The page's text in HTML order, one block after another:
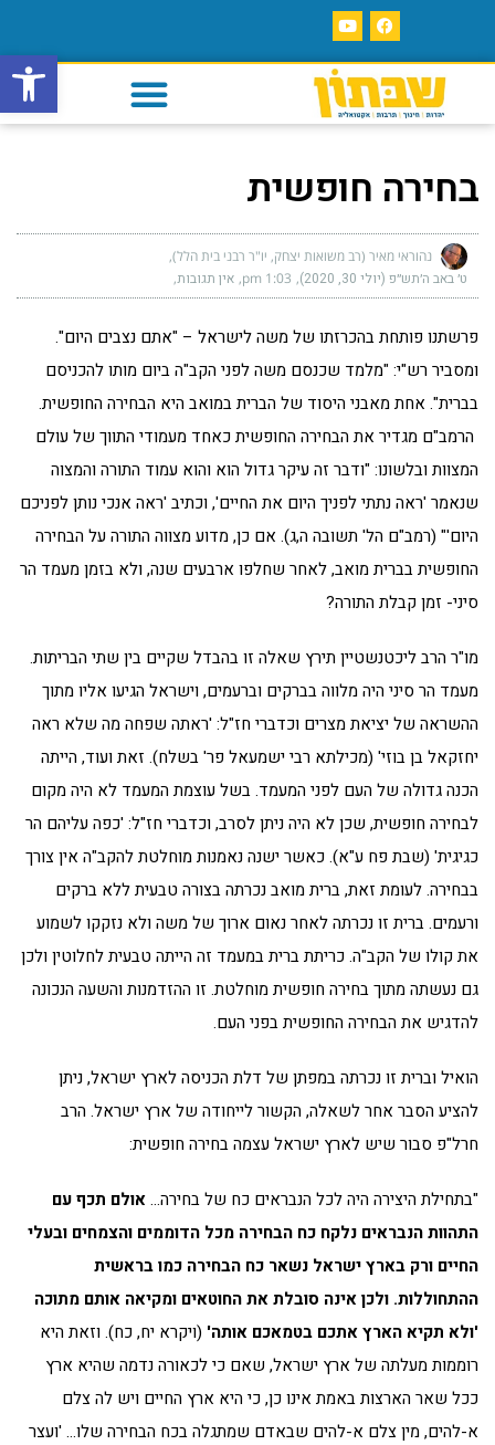
פתח
בחירה חופשית
נהוראי מאיר (רב משואות יצחק, יו"ר רבני בית הלל)
ט׳ באב ה׳תש״פ (יולי 30, 2020) 1:03 pm אין תגובות
פרשתנו פותחת בהכרזתו של משה לישראל – "אתם נצבים היום".
ומסביר רש"י: "מלמד שכנסם משה לפני הקב"ה ביום מותו להכניסם
בברית". אחת מאבני היסוד של הברית במואב היא הבחירה החופשית.
הרמב"ם מגדיר את הבחירה החופשית כאחד מעמודי התווך של עולם
המצוות ובלשונו: "ודבר זה עיקר גדול הוא והוא עמוד התורה והמצוה
שנאמר 'ראה נתתי לפניך היום את החיים', וכתיב 'ראה אנכי נותן לפניכם
היום'" (רמב"ם הל' תשובה ה,ג). אם כן, מדוע מצווה התורה על הבחירה
החופשית בברית מואב, לאחר שחלפו ארבעים שנה, ולא בזמן מעמד הר
סיני- זמן קבלת התורה?
מו"ר הרב ליכטנשטיין תירץ שאלה זו בהבדל שקיים בין שתי הבריתות.
מעמד הר סיני היה מלווה בברקים וברעמים, וישראל הגיעו אליו מתוך
ההשראה של יציאת מצרים וכדברי חז"ל: 'ראתה שפחה מה שלא ראה
יחזקאל בן בוזי' (מכילתא רבי ישמעאל פר' בשלח). זאת ועוד, הייתה
הכנה גדולה של העם לפני המעמד. בשל עוצמת המעמד לא היה מקום
לבחירה חופשית, שכן לא היה ניתן לסרב, וכדברי חז"ל: 'כפה עליהם הר
כגיגית' (שבת פח ע"א). כאשר ישנה נאמנות מוחלטת להקב"ה אין צורך
בבחירה. לעומת זאת, ברית מואב נכרתה בצורה טבעית ללא ברקים
ורעמים. ברית זו נכרתה לאחר נאום ארוך של משה ולא נזקקו לשמוע
את קולו של הקב"ה. כריתת ברית במעמד זה הייתה טבעית לחלוטין ולכן
גם נעשתה מתוך בחירה חופשית מוחלטת. זו ההזדמנות והשעה הנכונה
להדגיש את הבחירה החופשית בפני העם.
הואיל וברית זו נכרתה במפתן של דלת הכניסה לארץ ישראל, ניתן
להציע הסבר אחר לשאלה, הקשור לייחודה של ארץ ישראל. הרב
חרל"פ סבור שיש לארץ ישראל עצמה בחירה חופשית:
"בתחילת היצירה היה לכל הנבראים כח של בחירה…אולם תכף עם
התהוות הנבראים נלקח כח הבחירה מכל הדוממים והצמחים ובעלי
החיים ורק בארץ ישראל נשאר כח הבחירה כמו בראשית
ההתחוללות. ולכן אינה סובלת את החוטאים ומקיאה אותם מתוכה
'ולא תקיא הארץ אתכם בטמאכם אותה' (ויקרא יח, כח). וזאת היא
רוממות מעלתה של ארץ ישראל, שאם כי לכאורה נדמה שהיא ארץ
ככל שאר הארצות באמת אינו כן, כי היא ארץ החיים ויש לה צלם
א-להים, מין צלם א-להים שבאדם שמתגלה בכח הבחירה שלו… 'ועצר